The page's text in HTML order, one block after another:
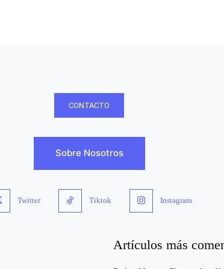
CONTACTO
Sobre Nosotros
Twitter Tiktok Instagram
Artículos más